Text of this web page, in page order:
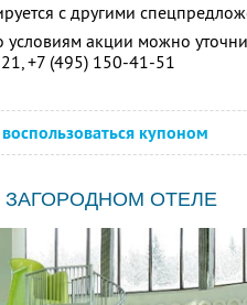
с другими
акции можно
+7 (495) 150-41-51
купоном
ОТЕЛЕ